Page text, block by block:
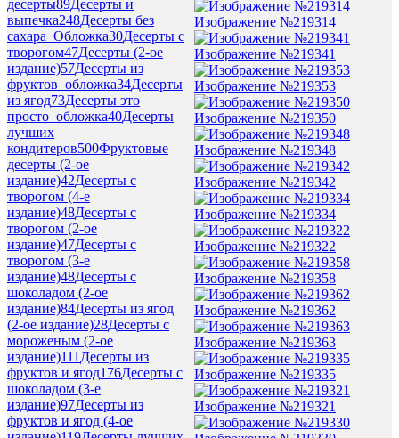
десерты89Десерты и
выпечка248Десерты без
сахара_Обложка30Десерты с
творогом47Десерты (2-ое
издание)57Десерты из
фруктов_обложка34Десерты
из ягод73Десерты это
просто_обложка40Десерты
лучших
кондитеров500Фруктовые
десерты (2-ое
издание)42Десерты с
творогом (4-е
издание)48Десерты с
творогом (2-ое
издание)47Десерты с
творогом (3-е
издание)48Десерты с
шоколадом (2-ое
издание)84Десерты из ягод
(2-ое издание)28Десерты с
мороженым (2-ое
издание)111Десерты из
фруктов и ягод176Десерты с
шоколадом (3-е
издание)97Десерты из
фруктов и ягод (4-ое
Изображение №219314
Изображение №219341
Изображение №219353
Изображение №219350
Изображение №219348
Изображение №219342
Изображение №219334
Изображение №219322
Изображение №219358
Изображение №219362
Изображение №219363
Изображение №219335
Изображение №219321